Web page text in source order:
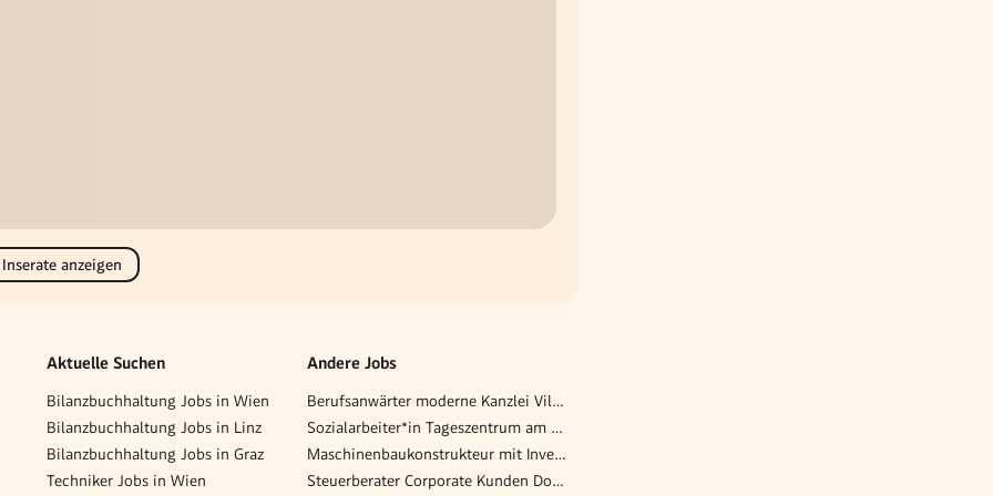
anzeigen
Aktuelle Suchen
Bilanzbuchhaltung Jobs in Wien
Bilanzbuchhaltung Jobs in Linz
Bilanzbuchhaltung Jobs in Graz
Techniker Jobs in Wien
Andere Jobs
Berufsanwärter moderne Kanzlei Villach (m/w/d)
Sozialarbeiter*in Tageszentrum am Hauptbahnhof
Maschinenbaukonstrukteur mit Inventor-Kenntnissen (m/w/d)
Steuerberater Corporate Kunden Dornbirn (m/w/d)